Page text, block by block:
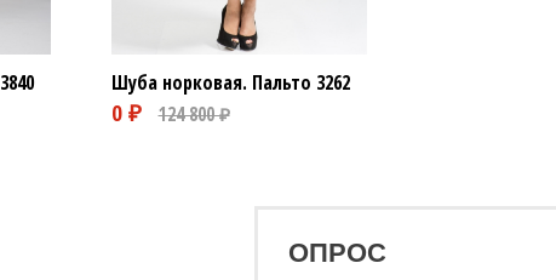
3840 Шуба норковая. Пальто 3262
ОПРОС